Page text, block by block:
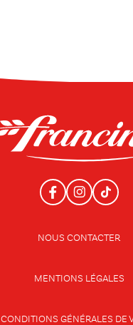
NOUS CONTACTER
MENTIONS LÉGALES
CONDITIONS GÉNÉRALES DE